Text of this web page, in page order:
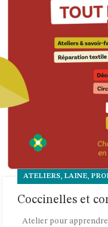
ATELIERS, LAINE,
Coccinelles et
Atelier pour